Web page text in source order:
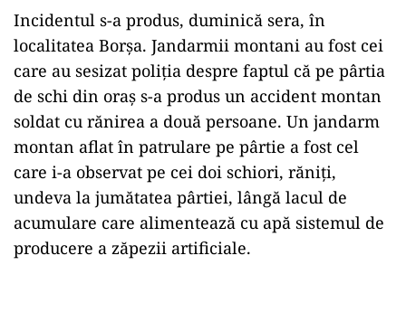
Incidentul s-a produs, duminică sera, în
localitatea Borşa. Jandarmii montani au fost cei
care au sesizat poliţia despre faptul că pe pârtia
de schi din oraş s-a produs un accident montan
soldat cu rănirea a două persoane. Un jandarm
montan aflat în patrulare pe pârtie a fost cel
care i-a observat pe cei doi schiori, răniţi,
undeva la jumătatea pârtiei, lângă lacul de
acumulare care alimentează cu apă sistemul de
producere a zăpezii artificiale.